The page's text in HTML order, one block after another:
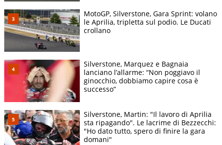
MotoGP, Silverstone, Gara Sprint: volano
le Aprilia, tripletta sul podio. Le Ducati
crollano
Silverstone, Marquez e Bagnaia
lanciano l’allarme: “Non poggiavo il
ginocchio, dobbiamo capire cosa è
successo”
Silverstone, Martin: "Il lavoro di Aprilia
sta ripagando". Le lacrime di Bezzecchi:
"Ho dato tutto, spero di finire la gara
domani"